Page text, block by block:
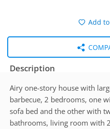
Add
Description
Airy one-story house with
barbecue, 2 bedrooms, one
sofa bed and the other with
bathrooms, living room with